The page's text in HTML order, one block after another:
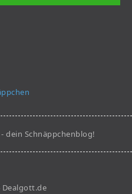
dein Schnäppchenblog!
Dealgott.de